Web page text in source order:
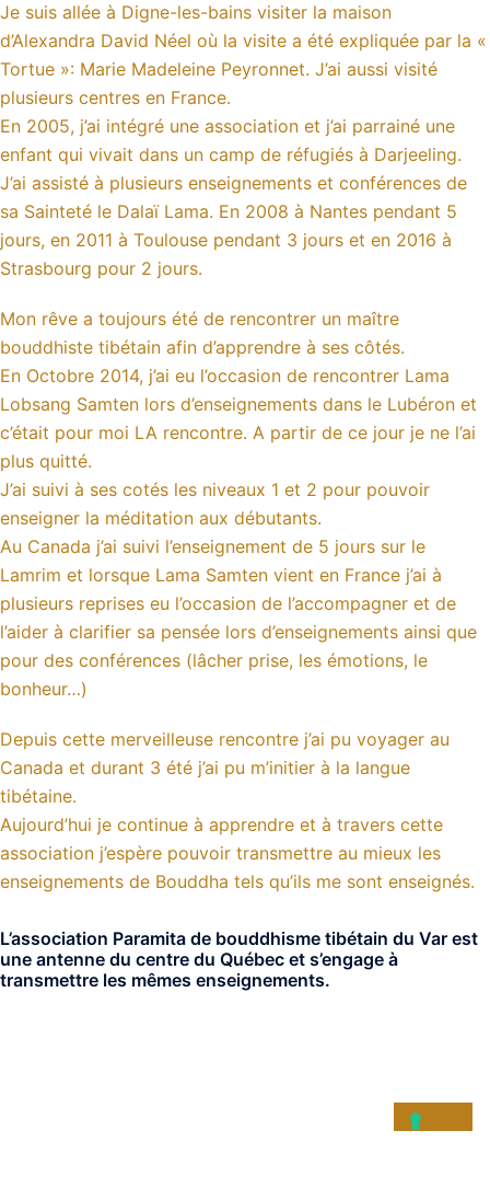
Je suis allée à Digne-les-bains visiter la maison
d’Alexandra David Néel où la visite a été expliquée par la «
Tortue »: Marie Madeleine Peyronnet. J’ai aussi visité
plusieurs centres en France.
En 2005, j’ai intégré une association et j’ai parrainé une
enfant qui vivait dans un camp de réfugiés à Darjeeling.
J’ai assisté à plusieurs enseignements et conférences de
sa Sainteté le Dalaï Lama. En 2008 à Nantes pendant 5
jours, en 2011 à Toulouse pendant 3 jours et en 2016 à
Strasbourg pour 2 jours.
Mon rêve a toujours été de rencontrer un maître
bouddhiste tibétain afin d’apprendre à ses côtés.
En Octobre 2014, j’ai eu l’occasion de rencontrer Lama
Lobsang Samten lors d’enseignements dans le Lubéron et
c’était pour moi LA rencontre. A partir de ce jour je ne l’ai
plus quitté.
J’ai suivi à ses cotés les niveaux 1 et 2 pour pouvoir
enseigner la méditation aux débutants.
Au Canada j’ai suivi l’enseignement de 5 jours sur le
Lamrim et lorsque Lama Samten vient en France j’ai à
plusieurs reprises eu l’occasion de l’accompagner et de
l’aider à clarifier sa pensée lors d’enseignements ainsi que
pour des conférences (lâcher prise, les émotions, le
bonheur…)
Depuis cette merveilleuse rencontre j’ai pu voyager au
Canada et durant 3 été j’ai pu m’initier à la langue
tibétaine.
Aujourd’hui je continue à apprendre et à travers cette
association j’espère pouvoir transmettre au mieux les
enseignements de Bouddha tels qu’ils me sont enseignés.
L’association Paramita de bouddhisme tibétain du Var est
une antenne du centre du Québec et s’engage à
transmettre les mêmes enseignements.